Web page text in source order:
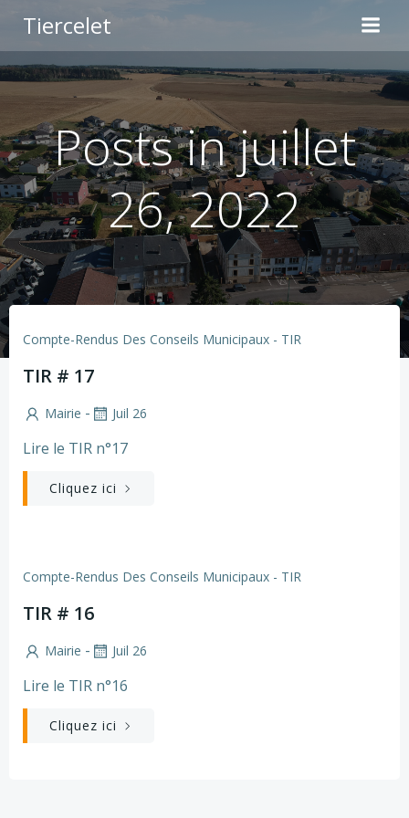
contenu
Tiercelet
Posts in juillet
26, 2022
Compte-Rendus Des Conseils Municipaux - TIR
TIR # 17
Mairie - Juil 26
Lire le TIR n°17
Cliquez ici
Compte-Rendus Des Conseils Municipaux - TIR
TIR # 16
Mairie - Juil 26
Lire le TIR n°16
Cliquez ici